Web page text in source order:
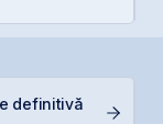
definitivă